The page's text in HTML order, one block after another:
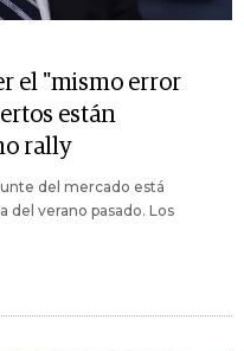
el "mismo error
están
rally
del mercado está
del verano pasado. Los